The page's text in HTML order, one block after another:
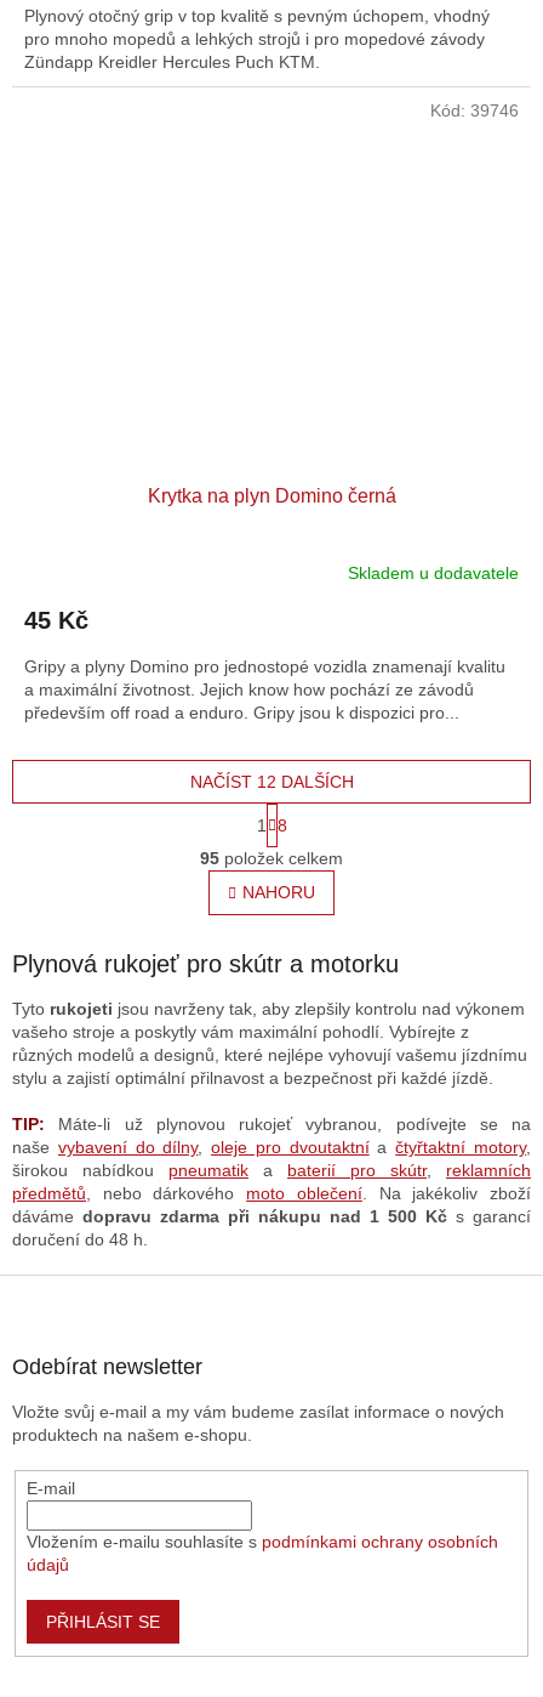
Plynový otočný grip v top kvalitě s pevným úchopem, vhodný
pro mnoho mopedů a lehkých strojů i pro mopedové závody
Zündapp Kreidler Hercules Puch KTM.
Krytka na plyn Domino černá
Skladem u dodavatele
45 Kč
Gripy a plyny Domino pro jednostopé vozidla znamenají kvalitu
a maximální životnost. Jejich know how pochází ze závodů
především off road a enduro. Gripy jsou k dispozici pro...
Kód: 39746
O
v
l
á
a
í
p
r
v
y
v
ý
p
i
NAČÍST 12 DALŠÍCH
t
r
á
n
k
v
á
n
í
1
8
95 položek celkem
NAHORU
Plynová rukojeť pro skútr a motorku
Tyto rukojeti jsou navrženy tak, aby zlepšily kontrolu nad výkonem
vašeho stroje a poskytly vám maximální pohodlí. Vybírejte z
různých modelů a designů, které nejlépe vyhovují vašemu jízdnímu
stylu a zajistí optimální přilnavost a bezpečnost při každé jízdě.
TIP: Máte-li už plynovou rukojeť vybranou , podívejte se na
naše vybavení do dílny,oleje pro dvoutaktníačtyřtaktní motory,
širokou nabídkou pneumatik a baterií pro skútr, reklamních
předmětů , nebo dárkového moto oblečení. Na jakékoliv zboží
dáváme dopravu zdarma při nákupu nad 1 500 Kč s garancí
doručení do 48 h.
Odebírat newsletter
Vložte svůj e-mail a my vám budeme zasílat informace o nových
produktech na našem e-shopu.
E-mail
Vložením e-mailu souhlasíte s podmínkami ochrany osobních
údajů
PŘIHLÁSIT SE